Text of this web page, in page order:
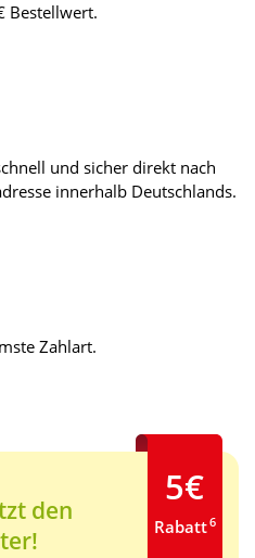
Bestellwert.
und sicher direkt nach
innerhalb Deutschlands.
Zahlart.
den
5€
Rabatt6